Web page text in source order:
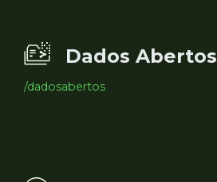
Dados Abertos
/dadosabertos